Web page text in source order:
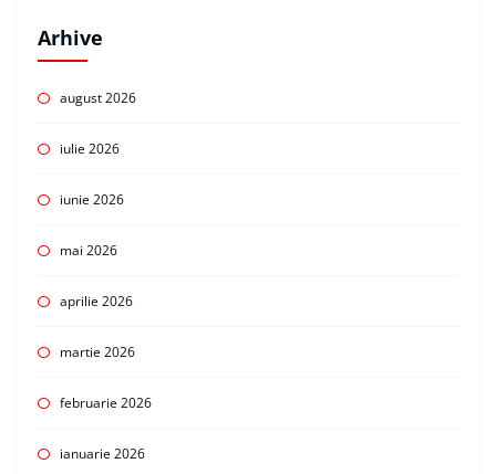
Arhive
august 2026
iulie 2026
iunie 2026
mai 2026
aprilie 2026
martie 2026
februarie 2026
ianuarie 2026